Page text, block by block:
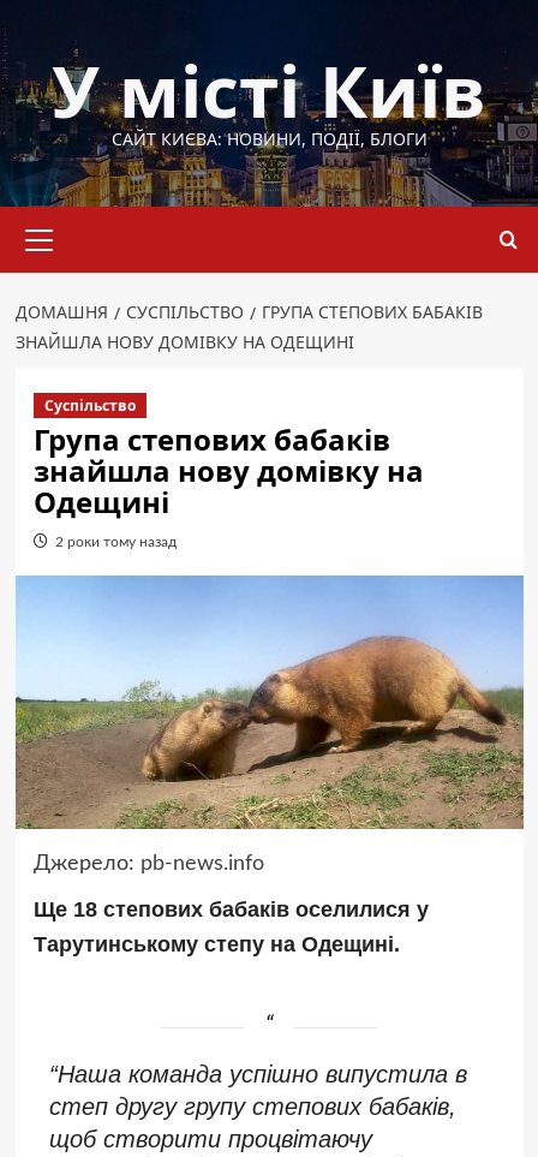
до
вмістуУ місті Київ
САЙТ КИЄВА: НОВИНИ, ПОДІЇ, БЛОГИ
меню
ДОМАШНЯ СУСПІЛЬСТВО
ГРУПА СТЕПОВИХ БАБАКІВ
ЗНАЙШЛА НОВУ ДОМІВКУ НА ОДЕЩИНІ
Суспільство
Група степових бабаків
знайшла нову домівку на
Одещині
2 роки тому назад
Джерело: pb-news.info
Ще 18 степових бабаків оселилися у
Тарутинському степу на Одещині.
“Наша команда успішно випустила в
степ другу групу степових бабаків,
щоб створити процвітаючу